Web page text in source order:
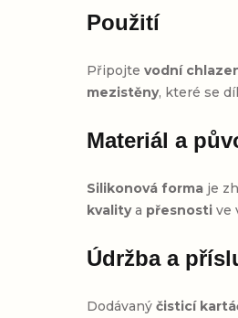
Použití
Připojtevodní
mezistěny, které se
Materiál a
Silikonová forma je
kvalitya přesnosti ve
Údržba a
Dodávanýčisticí